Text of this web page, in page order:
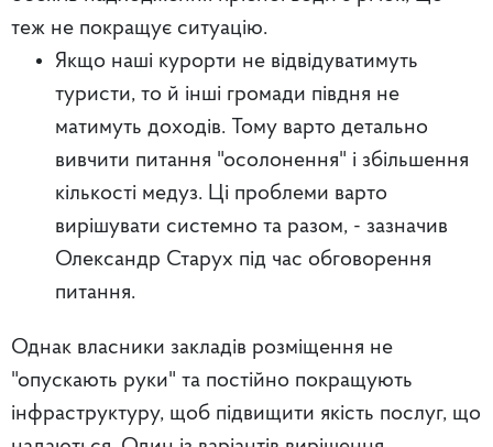
теж не покращує ситуацію.
Якщо наші курорти не відвідуватимуть
туристи, то й інші громади півдня не
матимуть доходів. Тому варто детально
вивчити питання "осолонення" і збільшення
кількості медуз. Ці проблеми варто
вирішувати системно та разом, - зазначив
Олександр Старух під час обговорення
питання.
Однак власники закладів розміщення не
"опускають руки" та постійно покращують
інфраструктуру, щоб підвищити якість послуг, що